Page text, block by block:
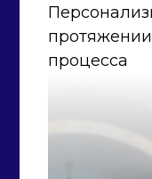
протяжении
процесса